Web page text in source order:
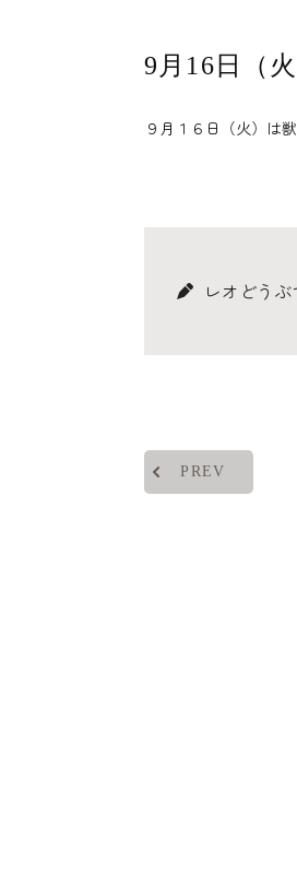
9月16日（
９月１６日（火）は
レオどう
PREV